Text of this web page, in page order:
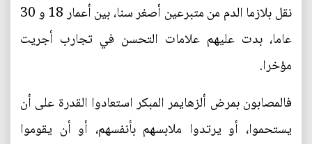
نقل بلازما الدم من متبرعين أصغر سنا، بين أعمار 18 و 30
عاما، بدت عليهم علامات التحسن في تجارب أجريت
مؤخرا.
فالمصابون بمرض ألزهايمر المبكر استعادوا القدرة على أن
يستحموا، أو يرتدوا ملابسهم بأنفسهم، أو أن يقوموا